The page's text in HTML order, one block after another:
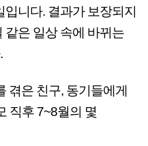
니다. 결과가 보장되지
같은 일상 속에 바뀌는
겪은 친구, 동기들에게
직후 7~8월의 몇